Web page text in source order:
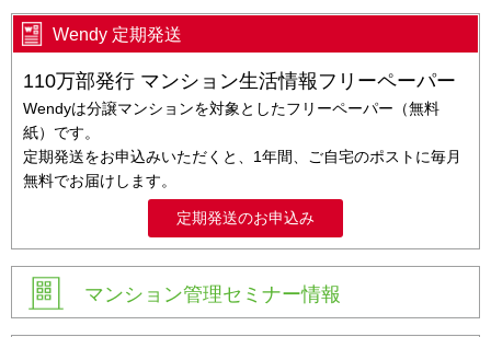
Wendy 定期発送
110万部発行 マンション生活情報フリーペーパー
Wendyは分譲マンションを対象としたフリーペーパー（無料
紙）です。
定期発送をお申込みいただくと、1年間、ご自宅のポストに毎月
無料でお届けします。
定期発送のお申込み
マンション管理セミナー情報